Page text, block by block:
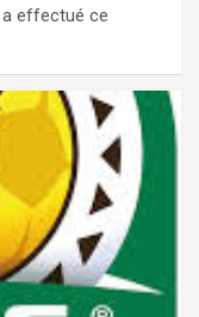
effectué ce